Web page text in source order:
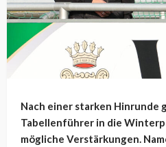
Nach einer starken Hinrunde
Tabellenführer in die
mögliche Verstärkungen.